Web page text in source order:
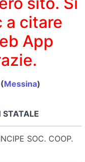
a citare
App
Messina)
SOC. COOP.